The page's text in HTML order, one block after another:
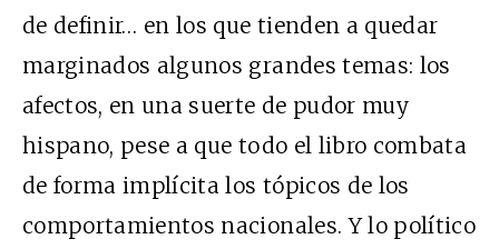
de definir… en los que tienden a quedar
marginados algunos grandes temas: los
afectos, en una suerte de pudor muy
hispano, pese a que todo el libro combata
de forma implícita los tópicos de los
comportamientos nacionales. Y lo político